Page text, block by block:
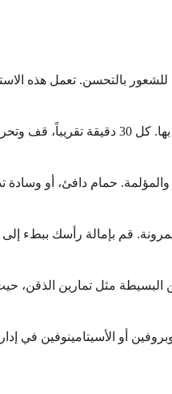
بالتحسن. تعمل هذه
أخذ فترات راحة منتظمة هو أحد
البسيطة مثل تمارين
أو الأسيتامينوفين في